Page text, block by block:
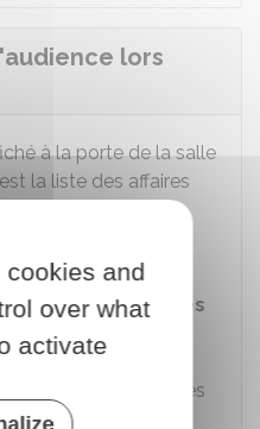
lors
à la porte de la salle
la liste des affaires
de vérifier que
se déroule bien
représentation des
en
assistées
and
over what
activate